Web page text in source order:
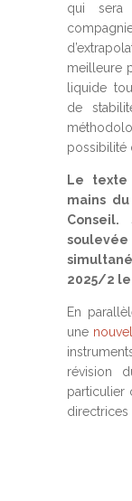
qui sera
meilleure
liquide
de
possibilité
Le texte
mains
Conseil.
2025/2 le
En
une
révision
particulier
directrices